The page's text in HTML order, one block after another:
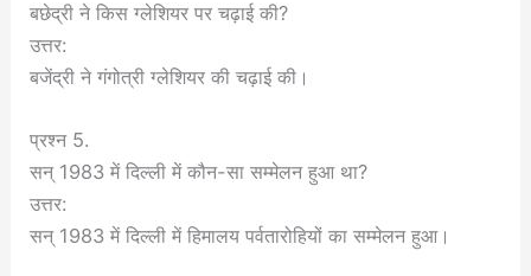
बछेद्री ने किस ग्लेशियर पर चढ़ाई की?
उत्तर:
बजेंद्री ने गंगोत्री ग्लेशियर की चढ़ाई की।
प्रश्न 5.
सन् 1983 में दिल्ली में कौन-सा सम्मेलन हुआ था?
उत्तर:
सन् 1983 में दिल्ली में हिमालय पर्वतारोहियों का सम्मेलन हुआ।